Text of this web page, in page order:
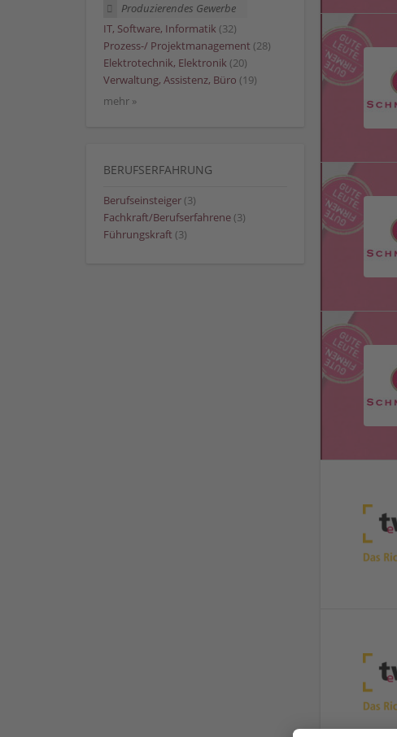
Produzierendes Gewerbe
IT, Software, Informatik (32)
Prozess-/ Projektmanagement (28)
Elektrotechnik, Elektronik (20)
Verwaltung, Assistenz, Büro (19)
mehr »
BERUFSERFAHRUNG
Berufseinsteiger (3)
Fachkraft/Berufserfahrene (3)
Führungskraft (3)